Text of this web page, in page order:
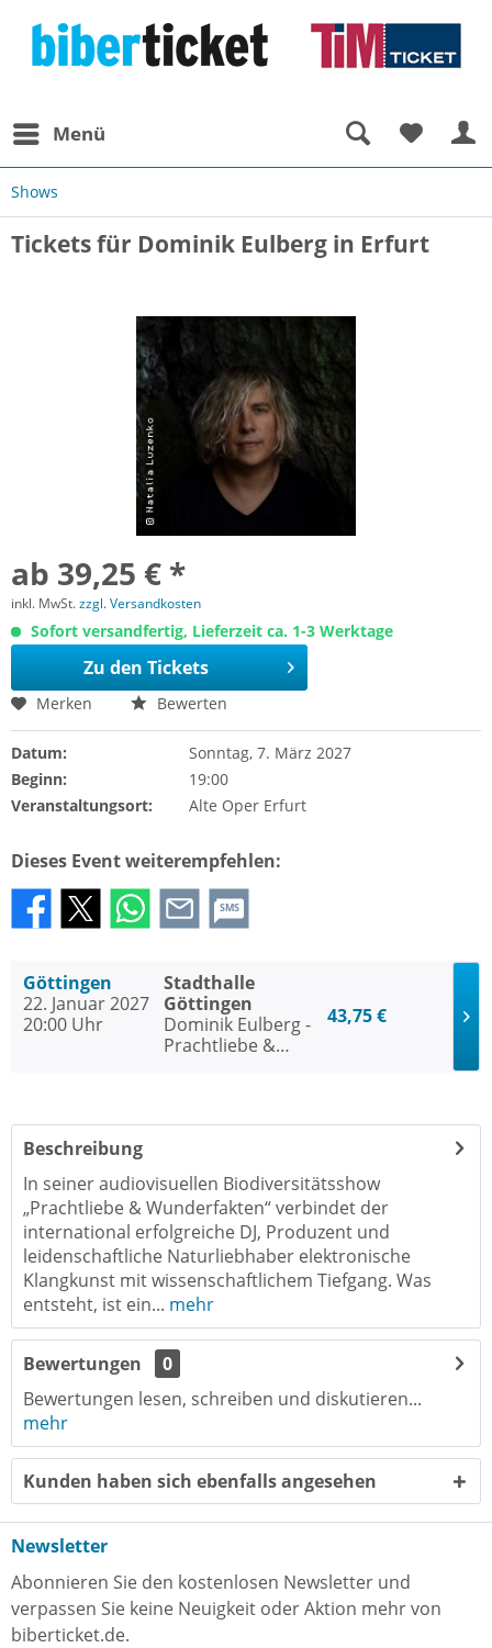
Menü
Shows
Tickets für Dominik Eulberg in Erfurt
ab 39,25 € *
inkl. MwSt.zzgl. Versandkosten
Sofort versandfertig, Lieferzeit ca. 1-3 Werktage
Zu den Tickets
Merken Bewerten
Datum:
Sonntag, 7. März 2027
Beginn:
19:00
Veranstaltungsort:
Alte Oper Erfurt
Dieses Event weiterempfehlen:
SMS
Göttingen
22. Januar 2027
20:00 Uhr
Stadthalle
Göttingen
Dominik Eulberg -
Prachtliebe &
43,75 €
Beschreibung
In seiner audiovisuellen Biodiversitätsshow
„Prachtliebe & Wunderfakten“ verbindet der
international erfolgreiche DJ, Produzent und
leidenschaftliche Naturliebhaber elektronische
Klangkunst mit wissenschaftlichem Tiefgang. Was
entsteht, ist ein... mehr
Bewertungen
0
Bewertungen lesen, schreiben und diskutieren...
mehr
Kunden haben sich ebenfalls angesehen
Newsletter
Abonnieren Sie den kostenlosen Newsletter und
verpassen Sie keine Neuigkeit oder Aktion mehr von
biberticket.de.